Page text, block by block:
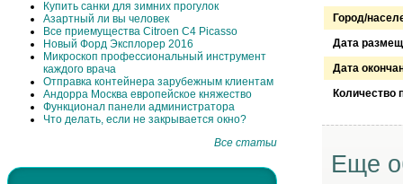
Купить санки для зимних прогулок
Азартный ли вы человек
Все приемущества Сitroen C4 Picasso
Новый Форд Эксплорер 2016
Микроскоп профессиональный инструмент
каждого врача
Отправка контейнера зарубежным клиентам
Андорра Москва европейское княжество
Функционал панели администратора
Что делать, если не закрывается окно?
Все статьи
Город/
Дата
Дата
Количество
Еще